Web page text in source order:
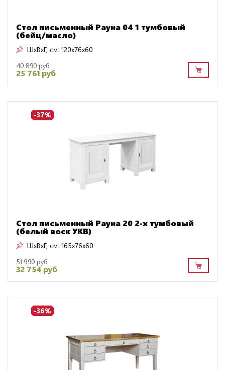
Стол письменный Рауна 04 1 тумбовый
(бейц/масло)
ШxВxГ, см: 120x76x60
40 890 руб
25 761 руб
-37%
Стол письменный Рауна 20 2-х тумбовый
(белый воск УКВ)
ШxВxГ, см: 165x76x60
51 990 руб
32 754 руб
-36%